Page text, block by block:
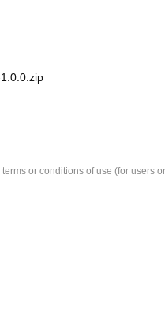
or conditions of use (for users